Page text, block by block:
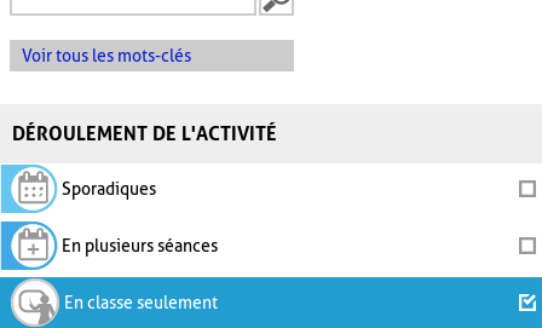
Voir tous les mots-clés
DÉROULEMENT DE L'ACTIVITÉ
Sporadiques
En plusieurs séances
En classe seulement